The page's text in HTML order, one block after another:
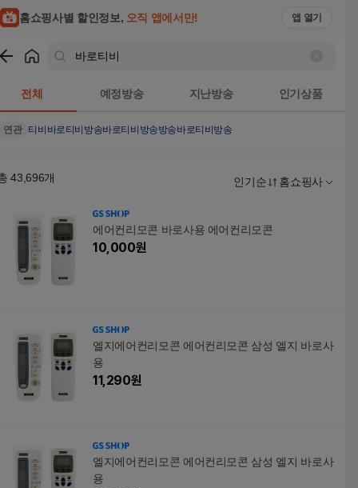
홈쇼핑사별 할인정보, 오직 앱에서만! 앱 열기
전체 예정방송 지난방송 인기상품
연관 티비 바로티비방송바로티비방송방송바로티비방송
43,696개 인기순 홈쇼핑사
에어컨리모콘 바로사용 에어컨리모콘
10,000원
엘지에어컨리모콘 에어컨리모콘 삼성 엘지 바로사
용
11,290원
엘지에어컨리모콘 에어컨리모콘 삼성 엘지 바로사
용